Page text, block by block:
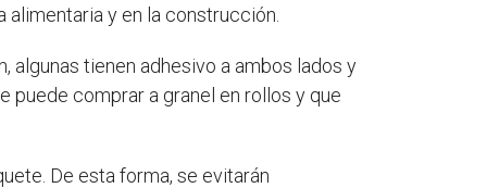
y en la construcción.
algunas tienen adhesivo a ambos lados y
puede comprar a granel en rollos y que
De esta forma, se evitarán